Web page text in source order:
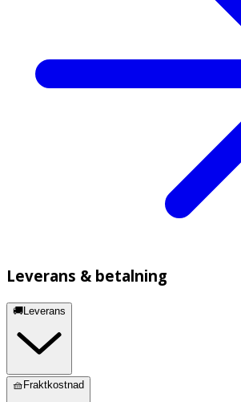
Leverans & betalning
🚚Leverans
🧺Fraktkostnad